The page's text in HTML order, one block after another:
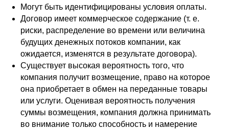
Могут быть идентифицированы условия оплаты.
Договор имеет коммерческое содержание (т. е.
риски, распределение во времени или величина
будущих денежных потоков компании, как
ожидается, изменятся в результате договора).
Существует высокая вероятность того, что
компания получит возмещение, право на которое
она приобретает в обмен на переданные товары
или услуги. Оценивая вероятность получения
суммы возмещения, компания должна принимать
во внимание только способность и намерение